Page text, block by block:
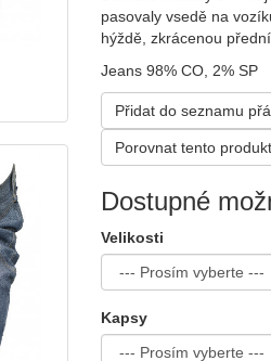
pasovaly vsedě na
hýždě, zkrácenou
Jeans 98% CO, 2% SP
Přidat do seznamu
Porovnat tento produkt
Dostupné
Velikosti
Kapsy